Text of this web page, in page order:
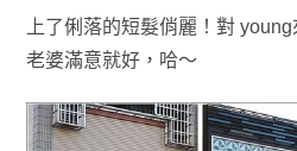
上了俐落的短髮俏麗！對
老婆滿意就好，哈～